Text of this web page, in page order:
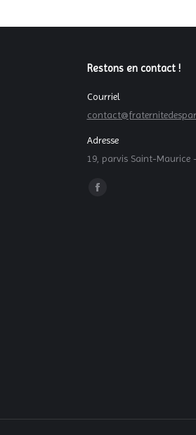
Restons en contact !
Courriel
Adresse
19, parvis Saint-Maurice -
Trouvez nous sur :
La